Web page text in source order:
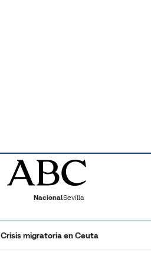
NacionalSevilla
Crisis migratoria en Ceuta